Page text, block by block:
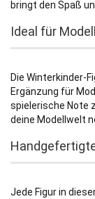
bringt den Spaß
Ideal für
Die Winterkinder-
Ergänzung für
spielerische Note
deine Modellwelt
Jede Figur in